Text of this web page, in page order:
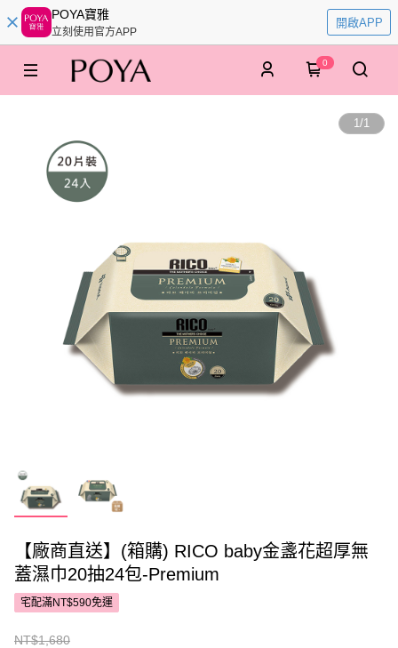
POYA寶雅
立刻使用官方APP
開啟APP
0
1/1
【廠商直送】(箱購) RICO baby金盞花超厚無
蓋濕巾20抽24包-Premium
宅配滿NT$590免運
NT$1,680